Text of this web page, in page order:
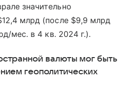
значительно
млрд (после $9,9 млрд
мес. в 4 кв. 2024 г.).
валюты мог быть
геополитических